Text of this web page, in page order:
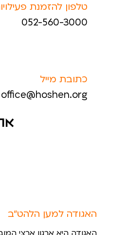
טלפון להזמנת
052-560-3000
כתובת מייל
office@hoshen.org
האגודה למען הלהט״ב